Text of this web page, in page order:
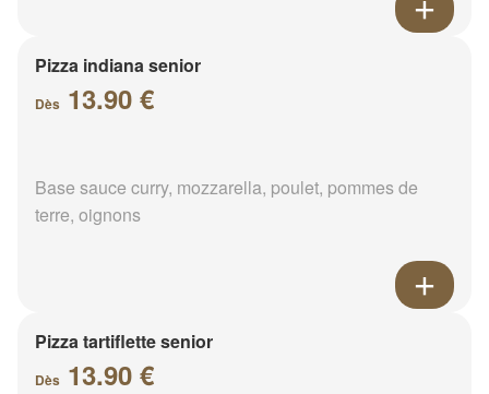
Pizza indiana senior
Dès 13.90 €
Base sauce curry, mozzarella, poulet, pommes de
terre, oignons
Pizza tartiflette senior
Dès 13.90 €